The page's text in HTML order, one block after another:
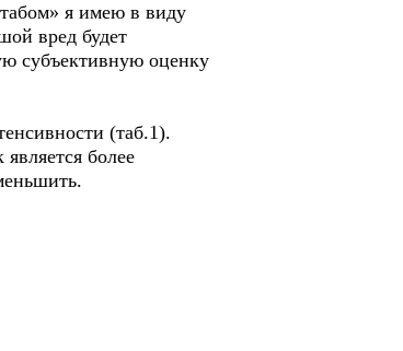
я имею в виду
вред будет
субъективную оценку
(таб.1).
более